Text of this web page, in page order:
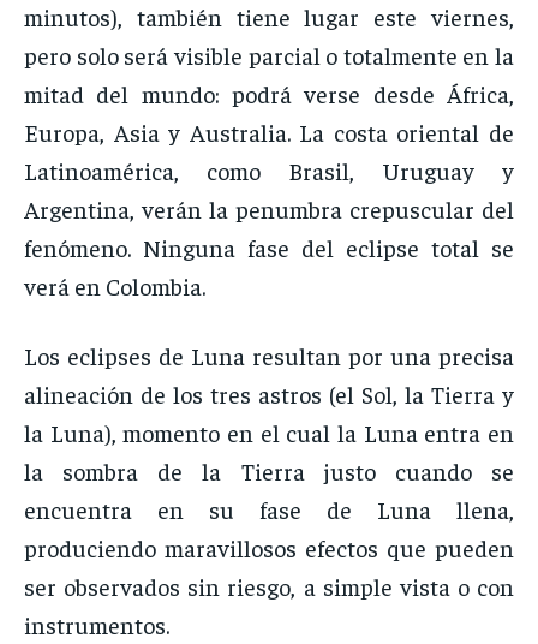
minutos), también tiene lugar este viernes,
pero solo será visible parcial o totalmente en la
mitad del mundo: podrá verse desde África,
Europa, Asia y Australia. La costa oriental de
Latinoamérica, como Brasil, Uruguay y
Argentina, verán la penumbra crepuscular del
fenómeno. Ninguna fase del eclipse total se
verá en Colombia.
Los eclipses de Luna resultan por una precisa
alineación de los tres astros (el Sol, la Tierra y
la Luna), momento en el cual la Luna entra en
la sombra de la Tierra justo cuando se
encuentra en su fase de Luna llena,
produciendo maravillosos efectos que pueden
ser observados sin riesgo, a simple vista o con
instrumentos.